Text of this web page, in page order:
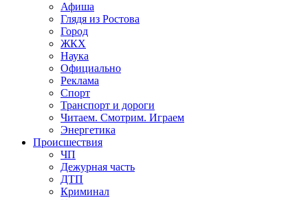
Афиша
Глядя из Ростова
Город
ЖКХ
Наука
Официально
Реклама
Спорт
Транспорт и дороги
Читаем. Смотрим. Играем
Энергетика
Происшествия
ЧП
Дежурная часть
ДТП
Криминал